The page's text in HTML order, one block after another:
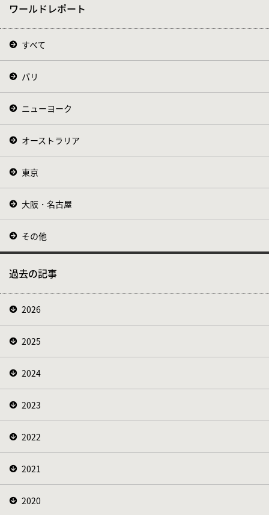
ワールドレポート
すべて
パリ
ニューヨーク
オーストラリア
東京
大阪・名古屋
その他
過去の記事
2026
2025
2024
2023
2022
2021
2020